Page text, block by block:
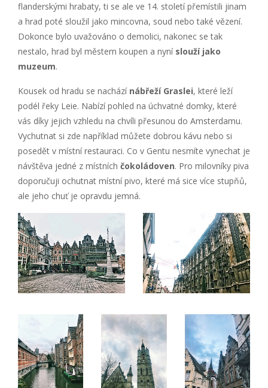
flanderskými hrabaty, ti se ale ve 14. století přemístili jinam
a hrad poté sloužil jako mincovna, soud nebo také vězení.
Dokonce bylo uvažováno o demolici, nakonec se tak
nestalo, hrad byl městem koupen a nyní slouží jako
muzeum.
Kousek od hradu se nachází nábřeží Graslei, které leží
podél řeky Leie. Nabízí pohled na úchvatné domky, které
vás díky jejich vzhledu na chvíli přesunou do Amsterdamu.
Vychutnat si zde například můžete dobrou kávu nebo si
posedět v místní restauraci. Co v Gentu nesmíte vynechat je
návštěva jedné z místních čokoládoven. Pro milovníky piva
doporučuji ochutnat místní pivo, které má sice více stupňů,
ale jeho chuť je opravdu jemná.